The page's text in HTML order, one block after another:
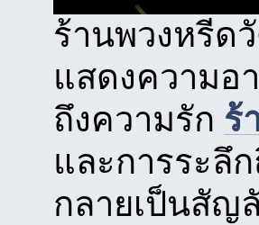
ร้านพวงหรีด
แสดงความอ
ถึงความรัก ร้
และการระลึ
กลายเป็นสัญ